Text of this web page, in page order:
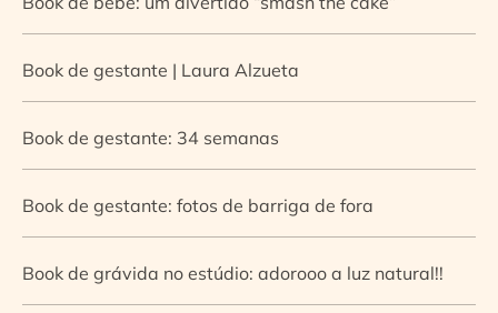
Book de gestante | Laura Alzueta
Book de gestante: 34 semanas
Book de gestante: fotos de barriga de fora
Book de grávida no estúdio: adorooo a luz natural!!